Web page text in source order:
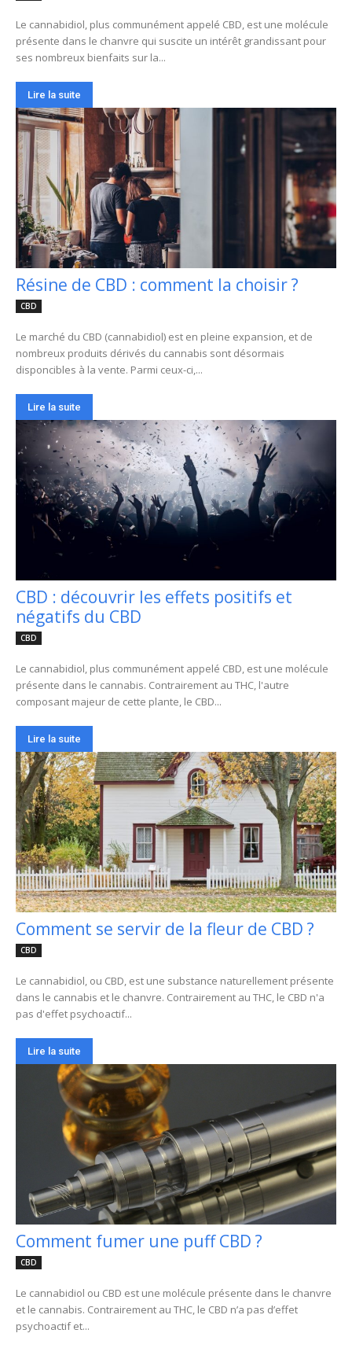
Le cannabidiol, plus communément appelé CBD, est une molécule
présente dans le chanvre qui suscite un intérêt grandissant pour
ses nombreux bienfaits sur la...
Lire la suite
Résine de CBD : comment la choisir ?
CBD
Le marché du CBD (cannabidiol) est en pleine expansion, et de
nombreux produits dérivés du cannabis sont désormais
disponcibles à la vente. Parmi ceux-ci,...
Lire la suite
CBD : découvrir les effets positifs et
négatifs du CBD
CBD
Le cannabidiol, plus communément appelé CBD, est une molécule
présente dans le cannabis. Contrairement au THC, l'autre
composant majeur de cette plante, le CBD...
Lire la suite
Comment se servir de la fleur de CBD ?
CBD
Le cannabidiol, ou CBD, est une substance naturellement présente
dans le cannabis et le chanvre. Contrairement au THC, le CBD n'a
pas d'effet psychoactif...
Lire la suite
Comment fumer une puff CBD ?
CBD
Le cannabidiol ou CBD est une molécule présente dans le chanvre
et le cannabis. Contrairement au THC, le CBD n’a pas d’effet
psychoactif et...